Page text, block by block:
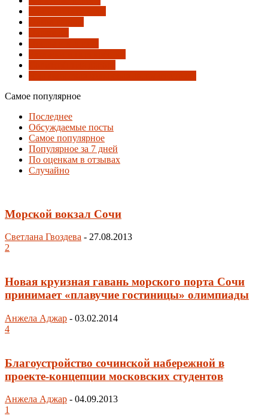
Самое популярное
Последнее
Обсуждаемые посты
Самое популярное
Популярное за 7 дней
По оценкам в отзывах
Случайно
Морской вокзал Сочи
Светлана Гвоздева - 27.08.2013
2
Новая круизная гавань морского порта Сочи
принимает «плавучие гостиницы» олимпиады
Анжела Аджар - 03.02.2014
4
Благоустройство сочинской набережной в
проекте-концепции московских студентов
Анжела Аджар - 04.09.2013
1